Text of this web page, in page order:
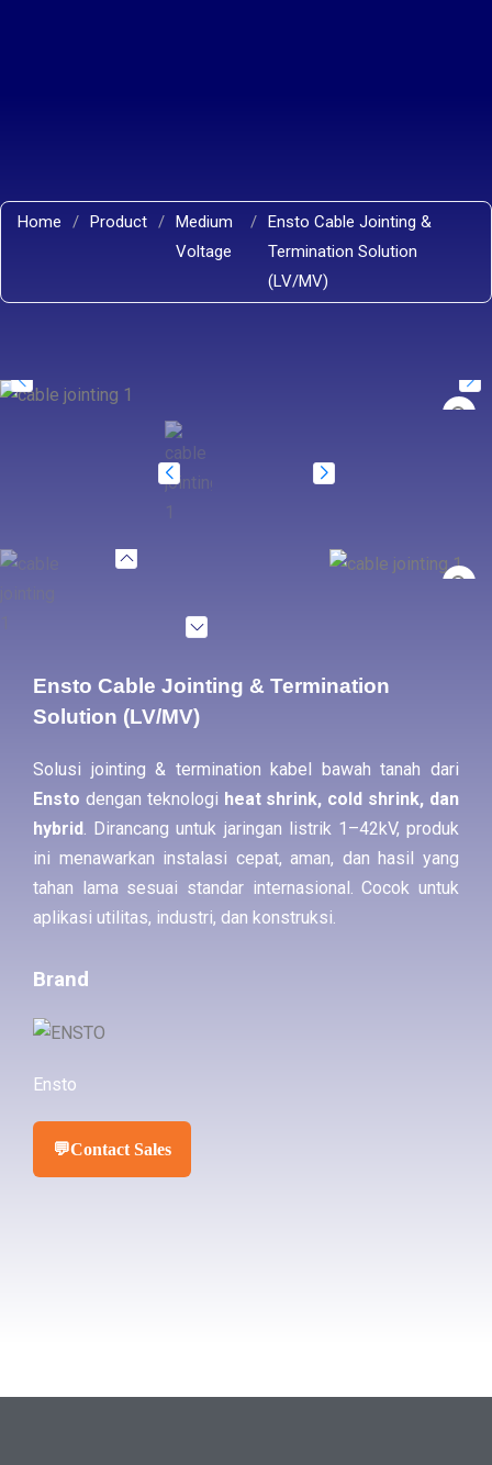
Home / Product / Medium
Voltage
/ Ensto Cable Jointing &
Termination Solution
(LV/MV)
Ensto Cable Jointing & Termination
Solution (LV/MV)
Solusi jointing & termination kabel bawah tanah dari
Ensto dengan teknologi heat shrink, cold shrink, dan
hybrid . Dirancang untuk jaringan listrik 1–42kV, produk
ini menawarkan instalasi cepat, aman, dan hasil yang
tahan lama sesuai standar internasional. Cocok untuk
aplikasi utilitas, industri, dan konstruksi.
Brand
Ensto
💬Contact Sales